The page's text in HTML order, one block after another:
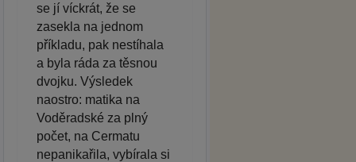
se jí víckrát, že se
zasekla na jednom
příkladu, pak nestíhala
a byla ráda za těsnou
dvojku. Výsledek
naostro: matika na
Voděradské za plný
počet, na Cermatu
nepanikařila, vybírala si